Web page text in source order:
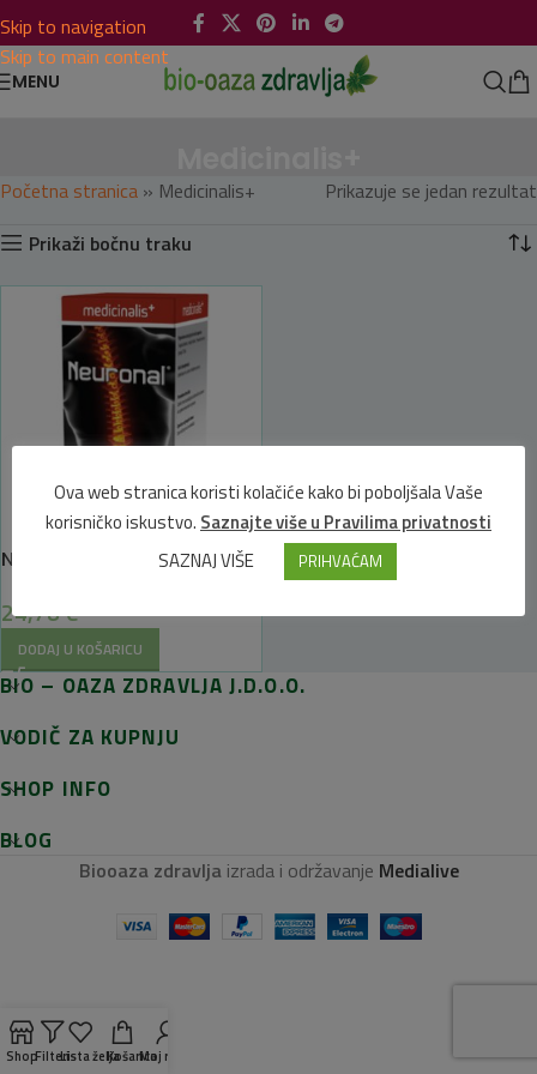
Skip to navigation
Skip to main content
MENU
Početna stranica » Medicinalis+
Prikazuje se jedan rezultat
Prikaži bočnu traku
Neuronal 20caps
24,78€
DODAJ U KOŠARICU
BIO – OAZA ZDRAVLJA J.D.O.O.
VODIČ ZA KUPNJU
SHOP INFO
BLOG
Biooaza zdravlja izrada i održavanje Medialive
Ova web stranica koristi kolačiće kako bi poboljšala Vaše
korisničko iskustvo. Saznajte više u Pravilima privatnosti
SAZNAJ VIŠE
PRIHVAĆAM
ShopFilteriLista željaKošaricaMoj račun